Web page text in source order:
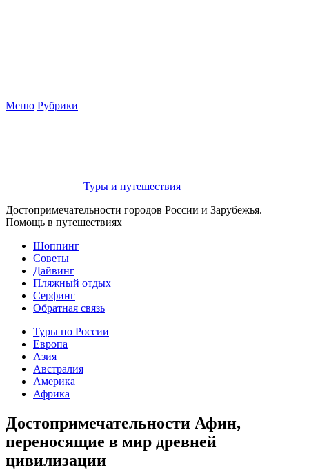
Меню Рубрики
Туры и путешествия
Достопримечательности городов России и Зарубежья.
Помощь в путешествиях
Шоппинг
Советы
Дайвинг
Пляжный отдых
Серфинг
Обратная связь
Туры по России
Европа
Азия
Австралия
Америка
Африка
Достопримечательности Афин,
переносящие в мир древней
цивилизации